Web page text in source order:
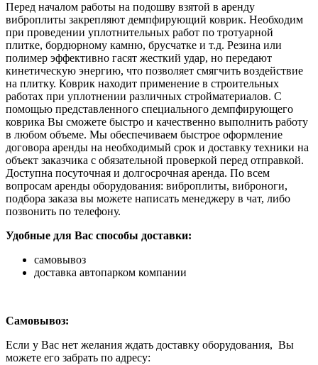
Перед началом работы на подошву взятой в аренду
виброплиты закрепляют демпфирующий коврик. Необходим
при проведении уплотнительных работ по тротуарной
плитке, бордюрному камню, брусчатке и т.д. Резина или
полимер эффективно гасят жесткий удар, но передают
кинетическую энергию, что позволяет смягчить воздействие
на плитку. Коврик находит применение в строительных
работах при уплотнении различных стройматериалов. С
помощью представленного специального демпфирующего
коврика Вы сможете быстро и качественно выполнить работу
в любом объеме. Мы обеспечиваем быстрое оформление
договора аренды на необходимый срок и доставку техники на
объект заказчика с обязательной проверкой перед отправкой.
Доступна посуточная и долгосрочная аренда. По всем
вопросам аренды оборудования: виброплиты, виброноги,
подбора заказа вы можете написать менеджеру в чат, либо
позвонить по телефону.
Удобные для Вас способы доставки:
самовывоз
доставка автопарком компании
Самовывоз:
Если у Вас нет желания ждать доставку оборудования, Вы
можете его забрать по адресу: